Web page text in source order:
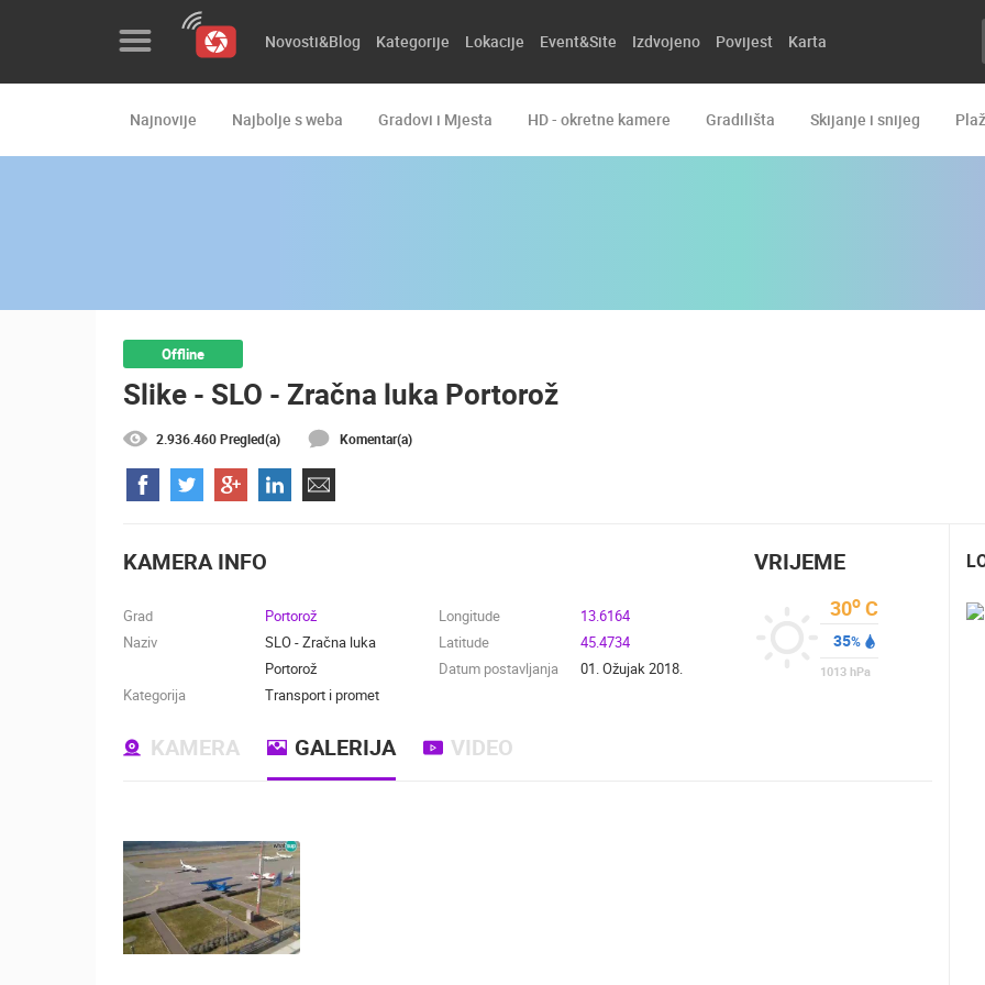
Izdvojeno
Povijest
Karta
NAMA,
NAGRADE I
DONACIJE
WEB
USE
PRIVACY
POLICY
Novosti&Blog Kategorije Lokacije Event&Site Izdvojeno Povijest Karta
Najnovije Najbolje s weba Gradovi i Mjesta HD - okretne kamere Gradilišta Skijanje i snijeg
Offline
Slike - SLO - Zračna luka Portorož
2.936.460 Pregled(a) Komentar(a)
KAMERA INFO
Grad
Portorož
Naziv
SLO - Zračna luka
Portorož
Kategorija
Transport i promet
Longitude
13.6164
Latitude
45.4734
Datum postavljanja
01. Ožujak 2018.
VRIJEME
30o C
35%
1013 hPa
KAMERA GALERIJA VIDEO